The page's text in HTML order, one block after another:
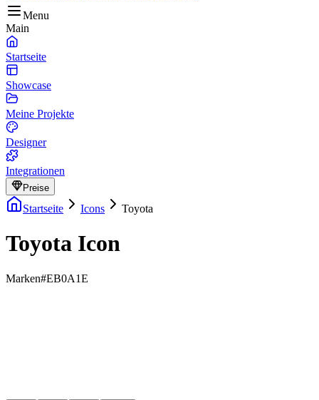
Menu
Main
Startseite
Showcase
Meine Projekte
Designer
Integrationen
Preise
Startseite Icons Toyota
Toyota Icon
Marken#EB0A1E